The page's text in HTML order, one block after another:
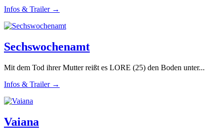
Infos & Trailer →
Sechswochenamt
Mit dem Tod ihrer Mutter reißt es LORE (25) den Boden unter...
Infos & Trailer →
Vaiana